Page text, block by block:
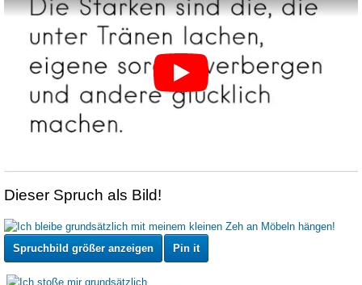
Dieser Spruch als Bild!
Spruchbild größer anzeigen Pin it